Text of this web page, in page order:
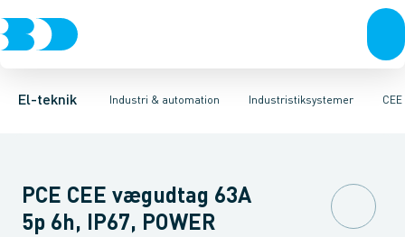
El-teknik Industri & automation
Afbrydere, stikkontakter & lampeudtagForgreningsmateriel
Industristiksystemer
Industristiksystemer Frekvensomformere og softstartere
CEE udtag CEE stikprop for indbygningCEE stikdåse for
PCE CEE vægudtag 63A
5p 6h, IP67, POWER